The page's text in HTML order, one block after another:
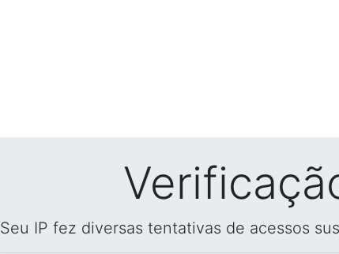
Seu IP fez diversas tentativas de acessos